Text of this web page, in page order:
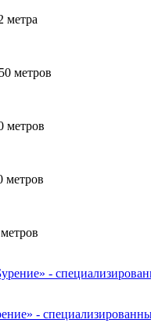
метра
метров
метров
метров
-